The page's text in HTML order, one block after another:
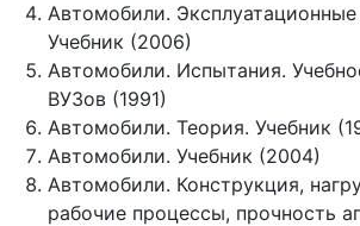
Автомобили. Эксплуатационные
Учебник (2006)
Автомобили. Испытания.
ВУЗов (1991)
Автомобили. Теория. Учебник
Автомобили. Учебник (2004)
Автомобили. Конструкция,
рабочие процессы, прочность